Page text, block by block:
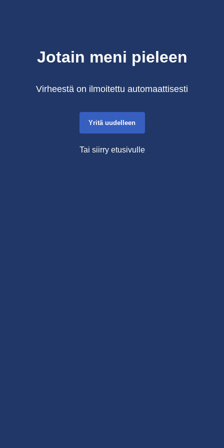
Jotain meni pieleen
Virheestä on ilmoitettu automaattisesti
Yritä uudelleen
Tai siirry etusivulle